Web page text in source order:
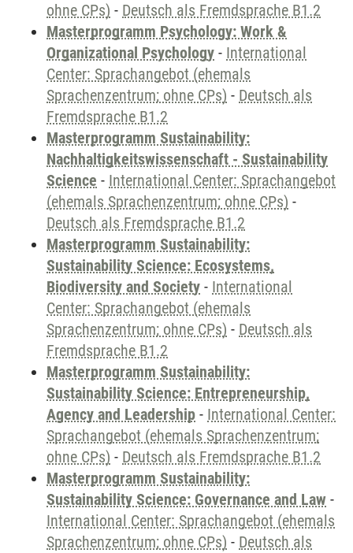
ohne CPs) - Deutsch als Fremdsprache B1.2
Masterprogramm Psychology: Work &
Organizational Psychology - International
Center: Sprachangebot (ehemals
Sprachenzentrum; ohne CPs) - Deutsch als
Fremdsprache B1.2
Masterprogramm Sustainability:
Nachhaltigkeitswissenschaft - Sustainability
Science - International Center: Sprachangebot
(ehemals Sprachenzentrum; ohne CPs) -
Deutsch als Fremdsprache B1.2
Masterprogramm Sustainability:
Sustainability Science: Ecosystems,
Biodiversity and Society - International
Center: Sprachangebot (ehemals
Sprachenzentrum; ohne CPs) - Deutsch als
Fremdsprache B1.2
Masterprogramm Sustainability:
Sustainability Science: Entrepreneurship,
Agency and Leadership - International Center:
Sprachangebot (ehemals Sprachenzentrum;
ohne CPs) - Deutsch als Fremdsprache B1.2
Masterprogramm Sustainability:
Sustainability Science: Governance and Law -
International Center: Sprachangebot (ehemals
Sprachenzentrum; ohne CPs) - Deutsch als